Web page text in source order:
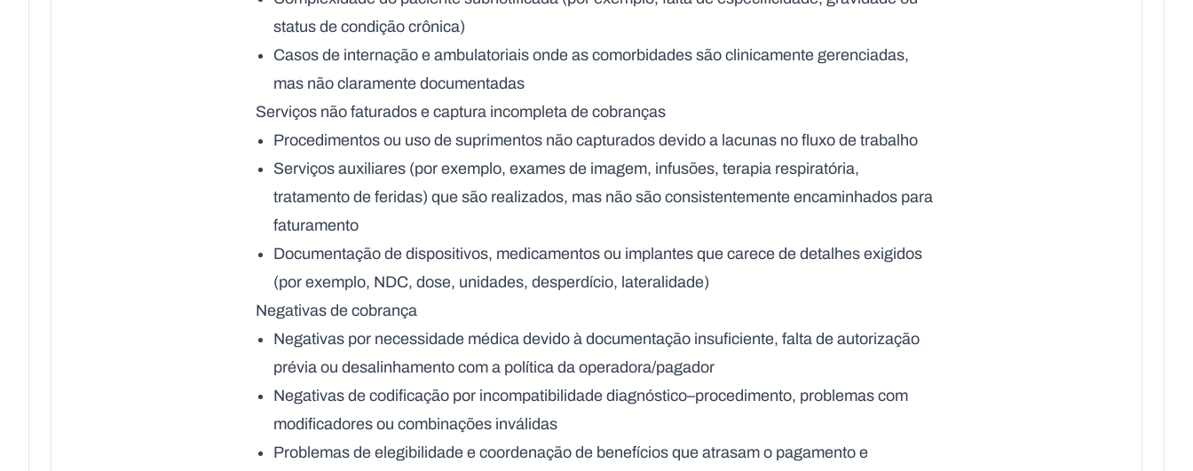
status de condição crônica)
Casos de internação e ambulatoriais onde as comorbidades são clinicamente gerenciadas,
mas não claramente documentadas
Serviços não faturados e captura incompleta de cobranças
Procedimentos ou uso de suprimentos não capturados devido a lacunas no fluxo de trabalho
Serviços auxiliares (por exemplo, exames de imagem, infusões, terapia respiratória,
tratamento de feridas) que são realizados, mas não são consistentemente encaminhados para
faturamento
Documentação de dispositivos, medicamentos ou implantes que carece de detalhes exigidos
(por exemplo, NDC, dose, unidades, desperdício, lateralidade)
Negativas de cobrança
Negativas por necessidade médica devido à documentação insuficiente, falta de autorização
prévia ou desalinhamento com a política da operadora/pagador
Negativas de codificação por incompatibilidade diagnóstico–procedimento, problemas com
modificadores ou combinações inválidas
Problemas de elegibilidade e coordenação de benefícios que atrasam o pagamento e